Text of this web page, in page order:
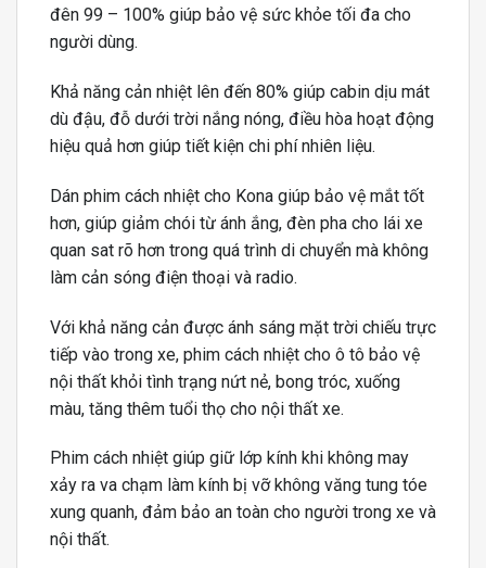
đên 99 – 100% giúp bảo vệ sức khỏe tối đa cho
người dùng.
Khả năng cản nhiệt lên đến 80% giúp cabin dịu mát
dù đậu, đỗ dưới trời nắng nóng, điều hòa hoạt động
hiệu quả hơn giúp tiết kiện chi phí nhiên liệu.
Dán phim cách nhiệt cho Kona giúp bảo vệ mắt tốt
hơn, giúp giảm chói từ ánh ắng, đèn pha cho lái xe
quan sat rõ hơn trong quá trình di chuyển mà không
làm cản sóng điện thoại và radio.
Với khả năng cản được ánh sáng mặt trời chiếu trực
tiếp vào trong xe, phim cách nhiệt cho ô tô bảo vệ
nội thất khỏi tình trạng nứt nẻ, bong tróc, xuống
màu, tăng thêm tuổi thọ cho nội thất xe.
Phim cách nhiệt giúp giữ lớp kính khi không may
xảy ra va chạm làm kính bị vỡ không văng tung tóe
xung quanh, đảm bảo an toàn cho người trong xe và
nội thất.